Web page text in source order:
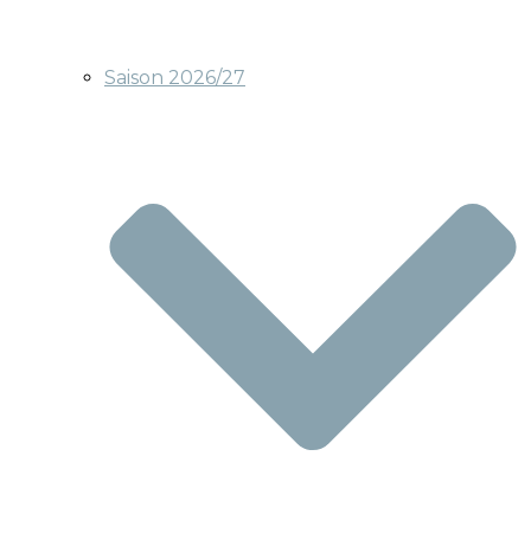
Saison 2026/27